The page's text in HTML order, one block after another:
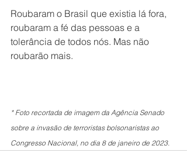
Roubaram o Brasil que existia lá fora,
roubaram a fé das pessoas e a
tolerância de todos nós. Mas não
roubarão mais.
* Foto recortada de imagem da Agência Senado
sobre a invasão de terroristas bolsonaristas ao
Congresso Nacional, no dia 8 de janeiro de 2023.